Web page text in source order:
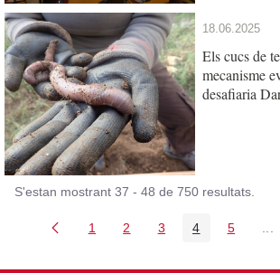
18.06.2025
Els cucs de
mecanisme
desafiaria
S'estan mostrant 37 - 48 de 750 resultats.
Pàgina
1 Pàgina
2 Pàgina
3 Pàgina
4 Pàgina
5